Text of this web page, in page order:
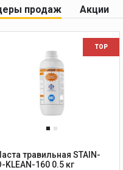
пропан, ацетилен
пропан-бутан
углекислый газ
продаж Акции
TOP
травильная STAIN-
KLEAN-160 0.5 кг